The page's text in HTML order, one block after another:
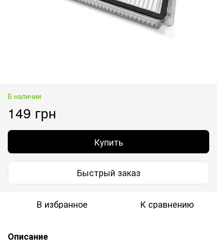
В наличии
149 грн
Купить
Быстрый заказ
В избранное К сравнению
Описание